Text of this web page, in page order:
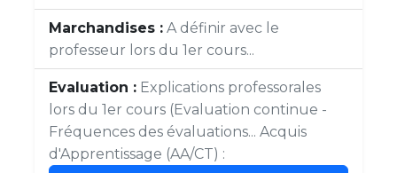
Marchandises : A définir avec le
professeur lors du 1er cours...
Evaluation : Explications professorales
lors du 1er cours (Evaluation continue -
Fréquences des évaluations... Acquis
d'Apprentissage (AA/CT) :